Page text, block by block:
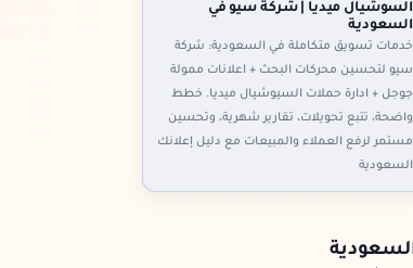
السوشيال ميديا | شركة سيو في
السعودية
خدمات تسويق متكاملة في السعودية: شركة
سيو لتحسين محركات البحث + اعلانات ممولة
جوجل + ادارة حملات السيوشيال ميديا. خطط
واضحة، تتبع تحويلات، تقارير شهرية، وتحسين
مستمر لرفع العملاء والمبيعات مع دليل إعلانك
السعودية